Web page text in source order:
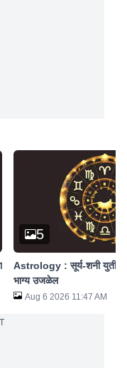
5
Astrology : सूर्य-शनी युती
भाग्य उजळेल
Aug 6 2026 11:47 AM